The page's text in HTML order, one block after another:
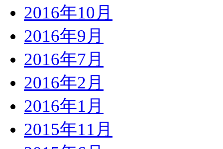
2016年10月
2016年9月
2016年7月
2016年2月
2016年1月
2015年11月